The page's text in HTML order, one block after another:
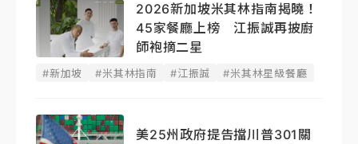
2026新加坡米其林指南揭曉！
45家餐廳上榜 江振誠再披廚
師袍摘二星
#新加坡 #米其林指南 #江振誠 #米其林星級餐廳
美25州政府提告擋川普301關